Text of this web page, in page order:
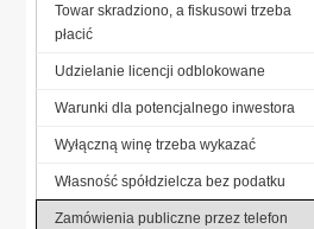
Towar skradziono, a fiskusowi trzeba
płacić
Udzielanie licencji odblokowane
Warunki dla potencjalnego inwestora
Wyłączną winę trzeba wykazać
Własność spółdzielcza bez podatku
Zamówienia publiczne przez telefon